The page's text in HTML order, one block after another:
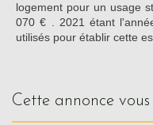
logement pour un usage
070 € . 2021 étant
utilisés pour établir cette
cette annonce